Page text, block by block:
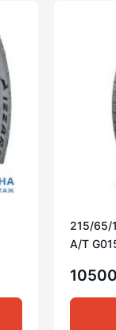
215/65/
A/T